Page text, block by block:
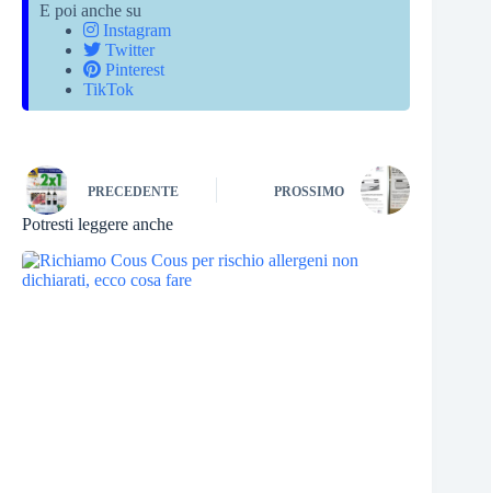
E poi anche su
Instagram
Twitter
Pinterest
TikTok
PRECEDENTE PROSSIMO
Potresti leggere anche